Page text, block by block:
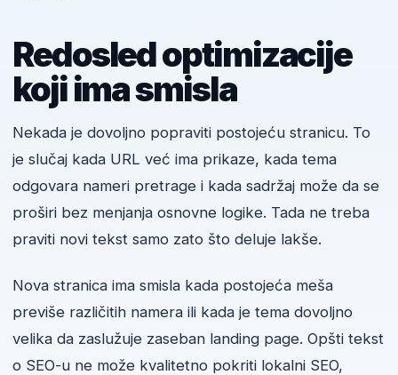
Redosled optimizacije
koji ima smisla
Nekada je dovoljno popraviti postojeću stranicu. To
je slučaj kada URL već ima prikaze, kada tema
odgovara nameri pretrage i kada sadržaj može da se
proširi bez menjanja osnovne logike. Tada ne treba
praviti novi tekst samo zato što deluje lakše.
Nova stranica ima smisla kada postojeća meša
previše različitih namera ili kada je tema dovoljno
velika da zaslužuje zaseban landing page. Opšti tekst
o SEO-u ne može kvalitetno pokriti lokalni SEO,